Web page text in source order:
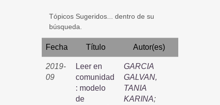
Tópicos Sugeridos... dentro de su
búsqueda.
Fecha Título Autor(es)
2019-
09
Leer en
comunidad
: modelo
de
GARCIA
GALVAN,
TANIA
KARINA;